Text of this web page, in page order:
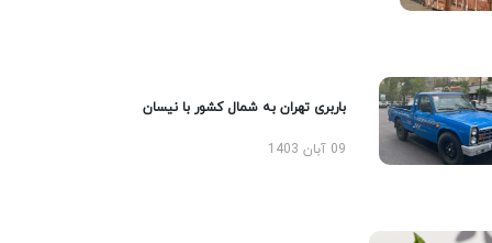
باربری تهران به شمال کشور با نیسان
09 آبان 1403